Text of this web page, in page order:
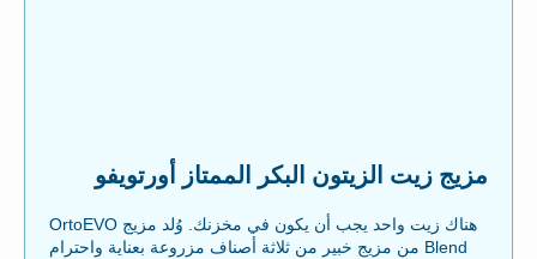
مزيج زيت الزيتون البكر الممتاز أورتويفو
هناك زيت واحد يجب أن يكون في مخزنك. وُلد مزيج OrtoEVO
Blend من مزيج خبير من ثلاثة أصناف مزروعة بعناية واحترام